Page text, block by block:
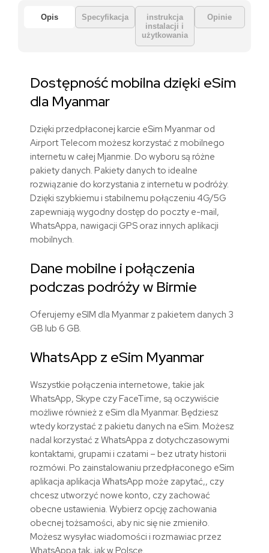
Opis Specyfikacja
instrukcja
instalacji i
użytkowania
Opinie
Dostępność mobilna dzięki eSim
dla Myanmar
Dzięki przedpłaconej karcie eSim Myanmar od
Airport Telecom możesz korzystać z mobilnego
internetu w całej Mjanmie. Do wyboru są różne
pakiety danych. Pakiety danych to idealne
rozwiązanie do korzystania z internetu w podróży.
Dzięki szybkiemu i stabilnemu połączeniu 4G/5G
zapewniają wygodny dostęp do poczty e-mail,
WhatsAppa, nawigacji GPS oraz innych aplikacji
mobilnych.
Dane mobilne i połączenia
podczas podróży w Birmie
Oferujemy eSIM dla Myanmar z pakietem danych 3
GB lub 6 GB.
WhatsApp z eSim Myanmar
Wszystkie połączenia internetowe, takie jak
WhatsApp, Skype czy FaceTime, są oczywiście
możliwe również z eSim dla Myanmar. Będziesz
wtedy korzystać z pakietu danych na eSim. Możesz
nadal korzystać z WhatsAppa z dotychczasowymi
kontaktami, grupami i czatami – bez utraty historii
rozmówi. Po zainstalowaniu przedpłaconego eSim
aplikacja aplikacja WhatsApp może zapytać,, czy
chcesz utworzyć nowe konto, czy zachować
obecne ustawienia. Wybierz opcję zachowania
obecnej tożsamości, aby nic się nie zmieniło.
Możesz wysyłac wiadomości i rozmawiac przez
WhatsAppa tak, jak w Polsce.